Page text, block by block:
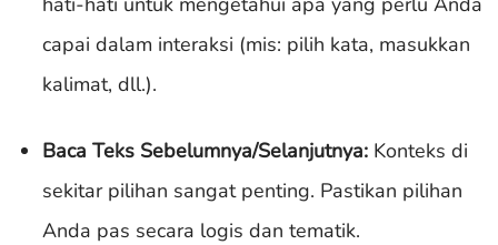
capai dalam interaksi (mis: pilih kata, masukkan
kalimat, dll.).
Baca Teks Sebelumnya/Selanjutnya: Konteks di
sekitar pilihan sangat penting. Pastikan pilihan
Anda pas secara logis dan tematik.